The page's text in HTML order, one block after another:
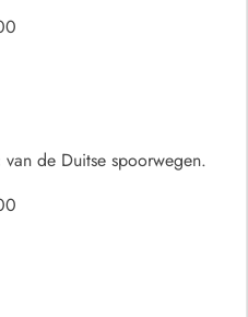
de Duitse spoorwegen.